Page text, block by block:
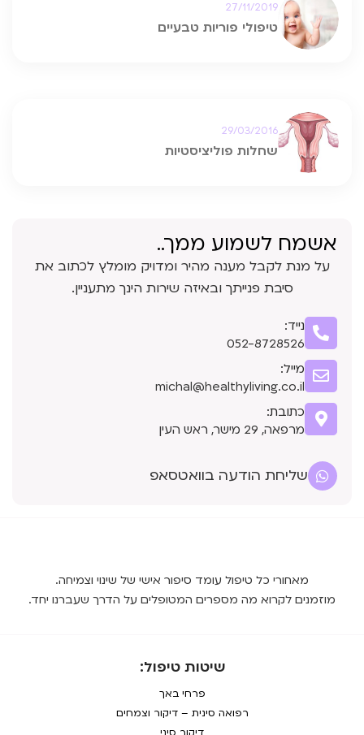
טיפולי פוריות טבעיים
27/11/2019
שחלות פוליציסטיות
29/03/2016
אשמח לשמוע ממך..
על מנת לקבל מענה מהיר ומדויק מומלץ לכתוב את
סיבת פנייתך ובאיזה שירות הינך מתעניין.
נייד:
052-8728526
מייל:
michal@healthyliving.co.il
כתובת:
מרפאה, 29 מישר, ראש העין
שליחת הודעה בוואטסאפ
מאחורי כל טיפול עומד סיפור אישי של שינוי וצמיחה.
מוזמנים לקרוא מה מספרים המטופלים על הדרך שעברנו יחד.
שיטות טיפול:
פרחי באך
רפואה סינית – דיקור וצמחים